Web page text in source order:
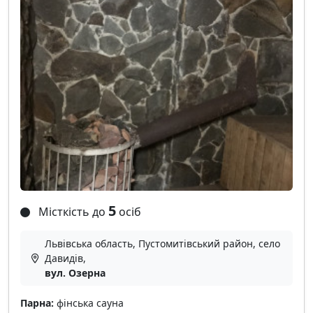
Місткість до 5 осіб
Львівська область, Пустомитівський район, село
Давидів,
вул. Озерна
Парна: фінська сауна